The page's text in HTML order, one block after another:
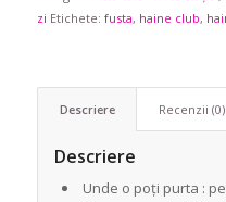
zi Etichete: fusta, haine club,
Descriere Recenzii (0)
Descriere
Unde o poți purta :